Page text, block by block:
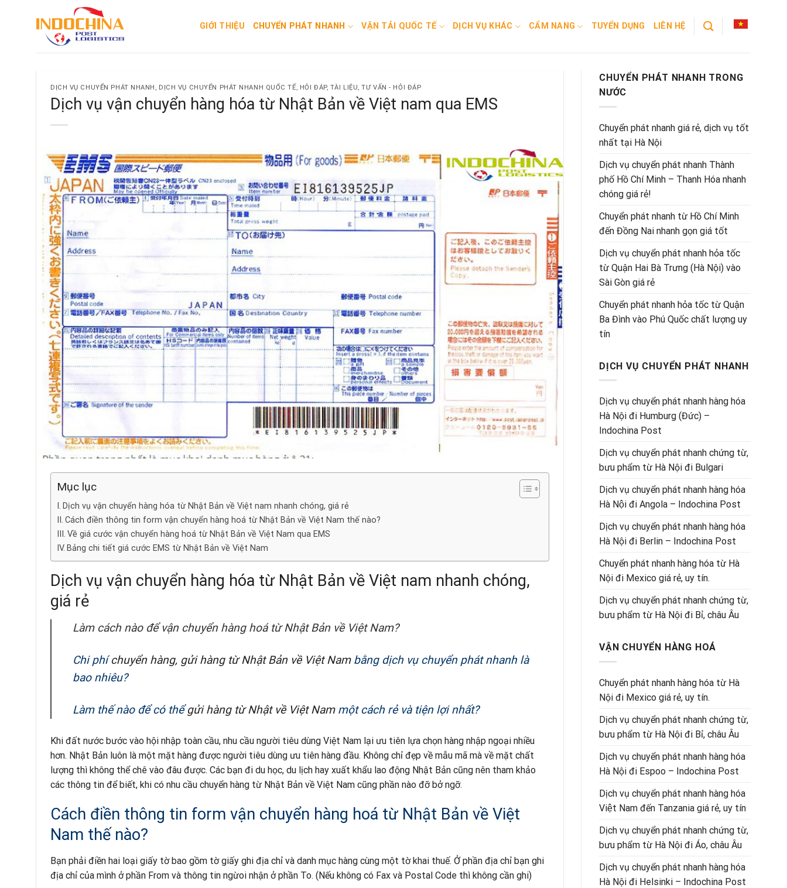
GIỚI THIỆU CHUYỂN PHÁT NHANH VẬN TẢI QUỐC TẾ DỊCH VỤ KHÁC CẨM NANG TUYỂN DỤNG LIÊN HỆ
DỊCH VỤ CHUYỂN PHÁT NHANH , DỊCH VỤ CHUYỂN PHÁT NHANH QUỐC TẾ, HỎI ĐÁP, TÀI LIỆU,TƯ VẤN - HỎI ĐÁP
Dịch vụ vận chuyển hàng hóa từ Nhật Bản về Việt nam qua EMS
Mục lục
Dịch vụ vận chuyển hàng hóa từ Nhật Bản về Việt nam nhanh chóng, giá rẻ
Cách điền thông tin form vận chuyển hàng hoá từ Nhật Bản về Việt Nam thế nào?
Về giá cước vận chuyển hàng hoá từ Nhật Bản về Việt Nam qua EMS
Bảng chi tiết giá cước EMS từ Nhật Bản về Việt Nam
Dịch vụ vận chuyển hàng hóa từ Nhật Bản về Việt nam nhanh chóng,
giá rẻ
Làm cách nào để vận chuyển hàng hoá từ Nhật Bản về Việt Nam?
Chi phíchuyển hàng, gửi hàng từ Nhật Bản về Việt Nambằng dịch vụ chuyển phát nhanh là
bao nhiêu?
Làm thế nào để có thểgửi hàng từ Nhật về Việt Nammột cách rẻ và tiện lợi nhất?
Khi đất nước bước vào hội nhập toàn cầu, nhu cầu người tiêu dùng Việt Nam lại ưu tiên lựa chọn hàng nhập ngoại nhiều
hơn. Nhật Bản luôn là một mặt hàng được người tiêu dùng ưu tiên hàng đầu. Không chỉ đẹp về mẫu mã mà về mặt chất
lượng thì không thể chê vào đâu được. Các bạn đi du học, du lịch hay xuất khẩu lao động Nhật Bản cũng nên tham khảo
các thông tin để biết, khi có nhu cầu chuyển hàng từ Nhật Bản về Việt Nam cũng phần nào đỡ bở ngỡ.
Cách điền thông tin form vận chuyển hàng hoá từ Nhật Bản về Việt
Nam thế nào?
Bạn phải điền hai loại giấy tờ bao gồm tờ giấy ghi địa chỉ và danh mục hàng cùng một tờ khai thuế. Ở phần địa chỉ bạn ghi
địa chỉ của mình ở phần From và thông tin ngừoi nhận ở phần To. (Nếu không có Fax và Postal Code thì không cần ghi)
CHUYỂN PHÁT NHANH TRONG
NƯỚC
Chuyển phát nhanh giá rẻ, dịch vụ tốt
nhất tại Hà Nội
Dịch vụ chuyển phát nhanh Thành
phố Hồ Chí Minh – Thanh Hóa nhanh
chóng giá rẻ!
Chuyển phát nhanh từ Hồ Chí Minh
đến Đồng Nai nhanh gọn giá tốt
Dịch vụ chuyển phát nhanh hỏa tốc
từ Quận Hai Bà Trưng (Hà Nội) vào
Sài Gòn giá rẻ
Chuyển phát nhanh hỏa tốc từ Quận
Ba Đình vào Phú Quốc chất lượng uy
tín
DỊCH VỤ CHUYỂN PHÁT NHANH
Dịch vụ chuyển phát nhanh hàng hóa
Hà Nội đi Humburg (Đức) –
Indochina Post
Dịch vụ chuyển phát nhanh chứng từ,
bưu phẩm từ Hà Nội đi Bulgari
Dịch vụ chuyển phát nhanh hàng hóa
Hà Nội đi Angola – Indochina Post
Dịch vụ chuyển phát nhanh hàng hóa
Hà Nội đi Berlin – Indochina Post
Chuyển phát nhanh hàng hóa từ Hà
Nội đi Mexico giá rẻ, uy tín.
Dịch vụ chuyển phát nhanh chứng từ,
bưu phẩm từ Hà Nội đi Bỉ, châu Âu
VẬN CHUYỂN HÀNG HOÁ
Chuyển phát nhanh hàng hóa từ Hà
Nội đi Mexico giá rẻ, uy tín.
Dịch vụ chuyển phát nhanh chứng từ,
bưu phẩm từ Hà Nội đi Bỉ, châu Âu
Dịch vụ chuyển phát nhanh hàng hóa
Hà Nội đi Espoo – Indochina Post
Dịch vụ chuyển phát nhanh hàng hóa
Việt Nam đến Tanzania giá rẻ, uy tín
Dịch vụ chuyển phát nhanh chứng từ,
bưu phẩm từ Hà Nội đi Áo, châu Âu
Dịch vụ chuyển phát nhanh hàng hóa
Hà Nội đi Helsinki – Indochina Post